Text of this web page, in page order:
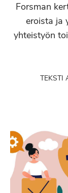
Forsman
eroista ja
yhteistyön
TEKSTI